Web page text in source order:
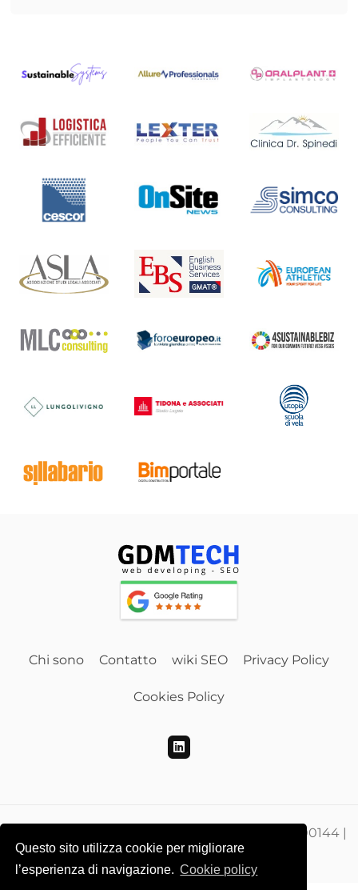
Questo sito utilizza cookie per migliorare
l’esperienza di navigazione. Cookie policy
Chi sono Contatto wiki SEO Privacy Policy
Cookies Policy
Gdmtech Web Developing e SEO | PI 00865500144 |
CF DMEGZN73A10F205M